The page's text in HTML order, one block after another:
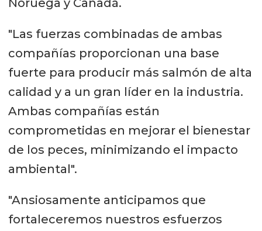
Noruega y Canadá.
"Las fuerzas combinadas de ambas
compañías proporcionan una base
fuerte para producir más salmón de alta
calidad y a un gran líder en la industria.
Ambas compañías están
comprometidas en mejorar el bienestar
de los peces, minimizando el impacto
ambiental".
"Ansiosamente anticipamos que
fortaleceremos nuestros esfuerzos